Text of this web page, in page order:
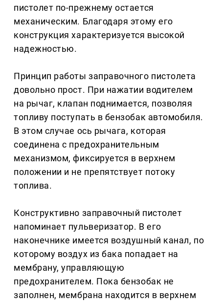
пистолет по-прежнему остается
механическим. Благодаря этому его
конструкция характеризуется высокой
надежностью.
Принцип работы заправочного пистолета
довольно прост. При нажатии водителем
на рычаг, клапан поднимается, позволяя
топливу поступать в бензобак автомобиля.
В этом случае ось рычага, которая
соединена с предохранительным
механизмом, фиксируется в верхнем
положении и не препятствует потоку
топлива.
Конструктивно заправочный пистолет
напоминает пульверизатор. В его
наконечнике имеется воздушный канал, по
которому воздух из бака попадает на
мембрану, управляющую
предохранителем. Пока бензобак не
заполнен, мембрана находится в верхнем